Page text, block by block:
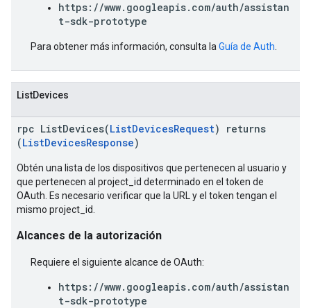
https://www.googleapis.com/auth/assistan
t-sdk-prototype
Para obtener más información, consulta la Guía de Auth
ListDevices
rpc ListDevices(ListDevicesRequest) returns
(ListDevicesResponse)
Obtén una lista de los dispositivos que pertenecen al usuario y
que pertenecen al project_id determinado en el token de
OAuth. Es necesario verificar que la URL y el token tengan el
mismo project_id.
Alcances de la autorización
Requiere el siguiente alcance de OAuth:
https://www.googleapis.com/auth/assistan
t-sdk-prototype